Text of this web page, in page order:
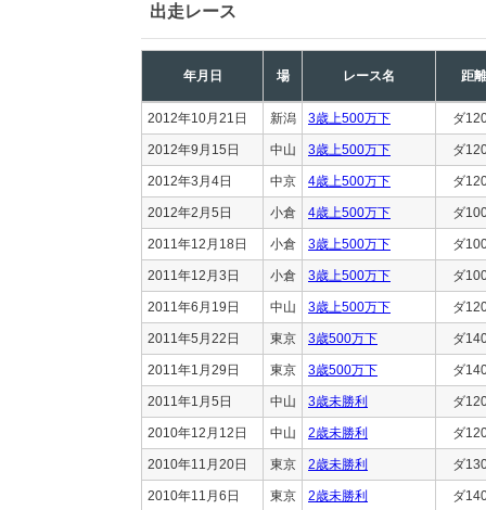
出走レース
年月日 場 レース名 距離
2012年10月21日 新潟 3歳上500万下 ダ
2012年9月15日 中山 3歳上500万下 ダ
2012年3月4日 中京 4歳上500万下 ダ
2012年2月5日 小倉 4歳上500万下 ダ
2011年12月18日 小倉 3歳上500万下 ダ
2011年12月3日 小倉 3歳上500万下 ダ
2011年6月19日 中山 3歳上500万下 ダ
2011年5月22日 東京 3歳500万下 ダ
2011年1月29日 東京 3歳500万下 ダ
2011年1月5日 中山 3歳未勝利 ダ
2010年12月12日 中山 2歳未勝利 ダ
2010年11月20日 東京 2歳未勝利 ダ
2010年11月6日 東京 2歳未勝利 ダ